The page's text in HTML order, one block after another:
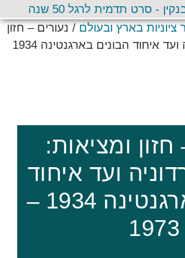
ציוניות בארץ ובעולם/ נעורים – חזון
ומציאות: מדרור וגורדוניה ועד איחוד הבונים בארגנטינה 1934
חזון ומציאות:
ועד איחוד
הבונים בארגנטינה 1934 –
1973